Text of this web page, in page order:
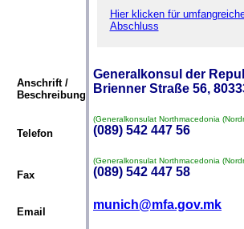
Hier klicken für
Abschluss
Anschrift /
Beschreibung
Generalkonsul der
Brienner Straße 56,
Telefon
(Generalkonsulat Northmacedonia
(089) 542 447 56
Fax
(Generalkonsulat Northmacedonia
(089) 542 447 58
Email
munich@mfa.gov.mk